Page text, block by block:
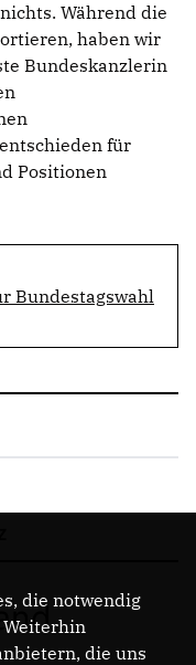
Während die
haben wir
Bundeskanzlerin
für
Positionen
Bundestagswahl
die notwendig
Weiterhin
die uns